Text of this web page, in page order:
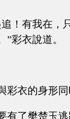
！有我在，
彩衣說道。
彩衣的身形
有了樊楚玉